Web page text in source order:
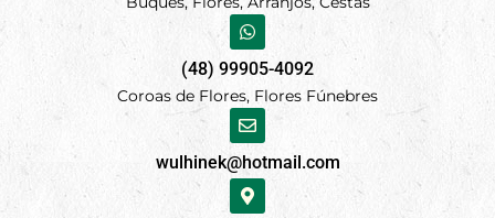
(48) 99905-4092
Coroas de Flores, Flores Fúnebres
wulhinek@hotmail.com